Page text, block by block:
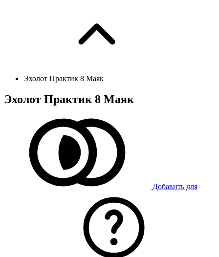
Эхолот Практик 8 Маяк
Эхолот Практик 8 Маяк
Добавить для